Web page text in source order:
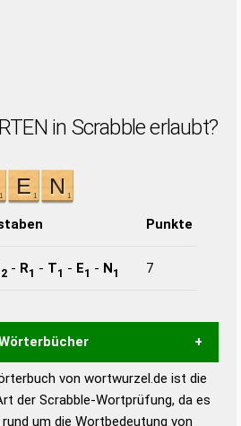
in Scrabble erlaubt?
Punkte
2 - R1 - T1 - E1 - N1 7
eines semantischen
gute Anhaltspunkte zu
von wortwurzel.de ist die
der Scrabble-Wortprüfung, da es
um die Wortbedeutung von